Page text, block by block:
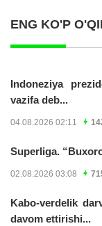
ENG KO'P
Indoneziya
vazifa deb...
04.08.2026 02:11
Superliga.
02.08.2026 03:08
Kabo-verdelik
davom ettirishi...